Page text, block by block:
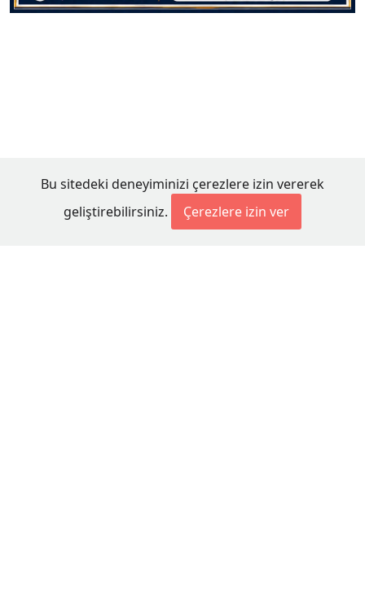
Bu sitedeki deneyiminizi çerezlere izin vererek
geliştirebilirsiniz.
Çerezlere izin ver